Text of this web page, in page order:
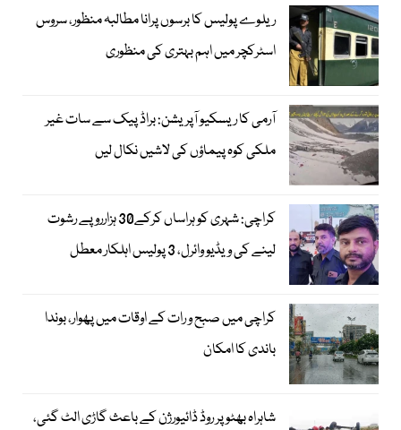
ریلوے پولیس کا برسوں پرانا مطالبہ منظور، سروس
اسٹرکچر میں اہم بہتری کی منظوری
آرمی کا ریسکیو آپریشن: براڈ پیک سے سات غیر
ملکی کوہ پیماؤں کی لاشیں نکال لیں
کراچی: شہری کو ہراساں کرکے30 ہزارروپے رشوت
لینے کی ویڈیو وائرل، 3 پولیس اہلکار معطل
کراچی میں صبح و رات کے اوقات میں پھوار، بوندا
باندی کا امکان
شاہراہ بھٹو پر روڈ ڈائیورژن کے باعث گاڑی الٹ گئی،